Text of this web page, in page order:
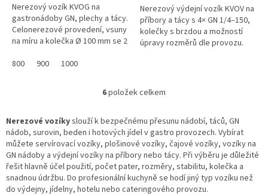
Nerezový vozík KVOG na
gastronádoby GN, plechy a tácy.
Celonerezové provedení, vsuny
na míru a kolečka Ø 100 mm se 2
800
900 1000
Nerezový výdejní vozík KVOV na
příbory a tácy s 4× GN 1/4–150,
kolečky s brzdou a možností
úpravy rozměrů dle provozu.
O
l
á
d
a
c
í
p
6položek celkem
Nerezové vozíkyslouží k bezpečnému přesunu nádobí, táců, GN
nádob, surovin, beden i hotových jídel v gastro provozech. Vybírat
můžete servírovací vozíky, plošinové vozíky, čajové vozíky, vozíky na
GN nádoby a výdejní vozíky na příbory nebo tácy. Při výběru je důležité
řešit hlavně účel použití, počet pater, rozměry, stabilitu, kolečka a
snadnou údržbu. Do profesionální kuchyně se hodí jiný typ vozíku než
do výdejny, jídelny, hotelu nebo cateringového provozu.